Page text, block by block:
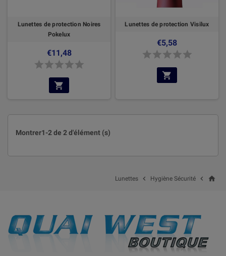
Lunettes de protection Noires
Pokelux
€11,48
Lunettes de protection Visilux
€5,58
Montrer1-2 de 2 d'élément (s)
home

Hygiène Sécurité

Lunettes